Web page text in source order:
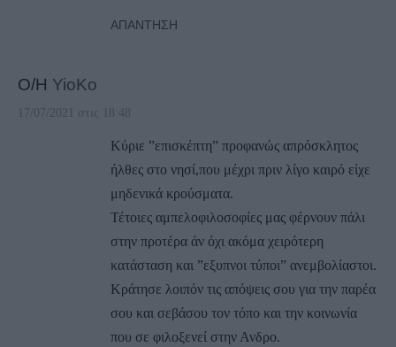
ΑΠΆΝΤΗΣΗ
Ο/Η YioKo
17/07/2021 στις 18:48
Κύριε ”επισκέπτη” προφανώς απρόσκλητος
ήλθες στο νησί,που μέχρι πριν λίγο καιρό είχε
μηδενικά κρούσματα.
Τέτοιες αμπελοφιλοσοφίες μας φέρνουν πάλι
στην προτέρα άν όχι ακόμα χειρότερη
κατάσταση και ”εξυπνοι τύποι” ανεμβολίαστοι.
Κράτησε λοιπόν τις απόψεις σου για την παρέα
σου και σεβάσου τον τόπο και την κοινωνία
που σε φιλοξενεί στην Ανδρο.